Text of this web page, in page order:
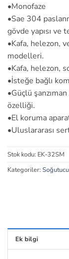
•Monofaze
•Sae 304
gövde yapısı ve
•Kafa, helezon,
modelleri.
•Kafa, helezon,
•İsteğe bağlı
•Güçlü
özelliği.
•El koruma
•Uluslararası
Stok kodu: EK-32SM
Kategoriler:
Ek bilgi